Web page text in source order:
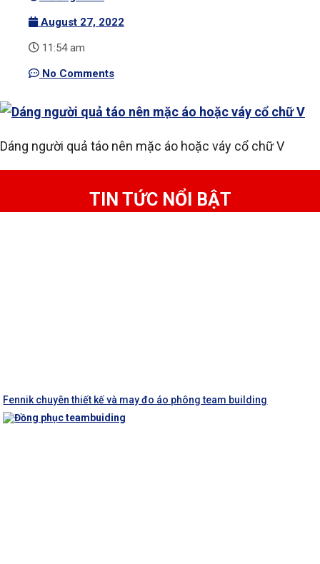
August 27, 2022
11:54 am
No Comments
Dáng người quả táo nên mặc áo hoặc váy cổ chữ V
TIN TỨC NỔI BẬT
Fennik chuyên thiết kế và may đo áo phông team building